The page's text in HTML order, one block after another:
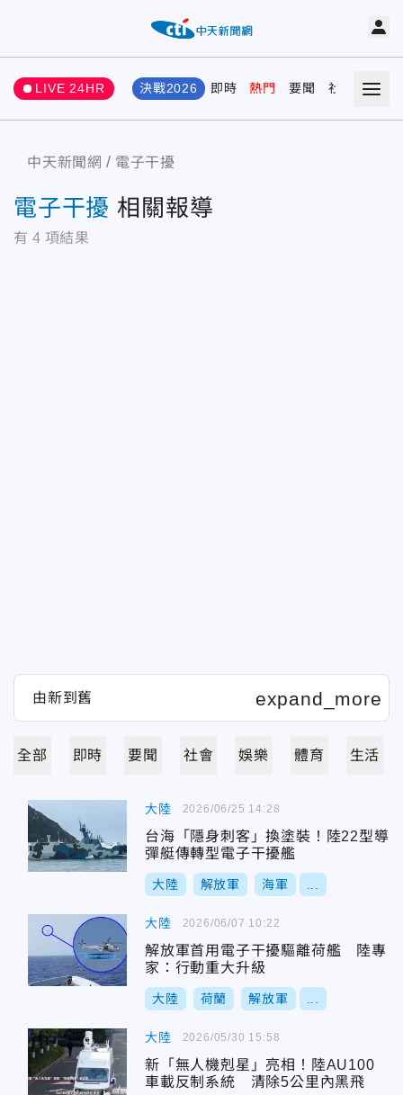
LIVE 24HR 決戰2026 即時 熱門 要聞 社會 娛樂
中天新聞網 電子干擾
電子干擾 相關報導
有 4 項結果
全部 即時 要聞 社會 娛樂 體育 生活
大陸
台海「隱身刺客」換塗裝！陸22型導
彈艇傳轉型電子干擾艦
大陸 解放軍 海軍
2026/06/25 14:28
大陸
解放軍首用電子干擾驅離荷艦 陸專
家：行動重大升級
大陸 荷蘭 解放軍
2026/06/07 10:22
大陸
新「無人機剋星」亮相！陸AU100
車載反制系統 清除5公里內黑飛
2026/05/30 15:58